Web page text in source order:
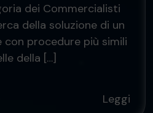
dei Commercialisti
della soluzione di un
con procedure più simili
della […]
Leggi